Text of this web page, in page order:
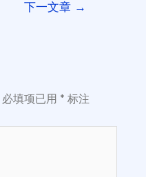
下一文章 →
必填项已用 *标注